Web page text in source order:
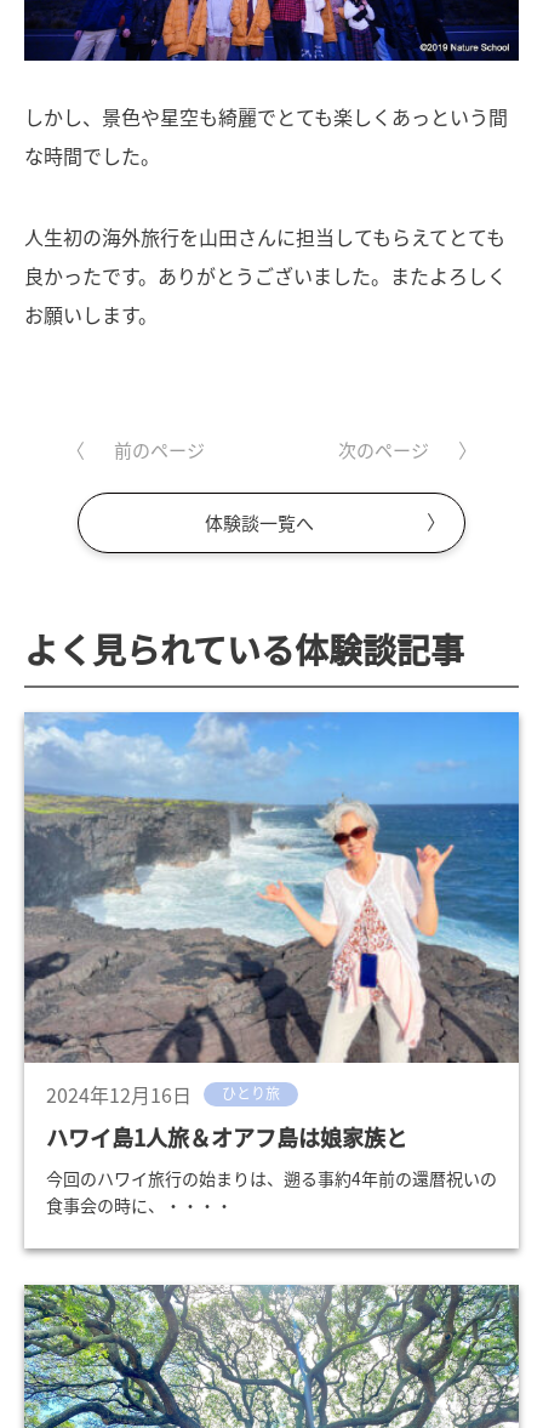
しかし、景色や星空も綺麗でとても楽しくあっという間
な時間でした。
人生初の海外旅行を山田さんに担当してもらえてとても
良かったです。ありがとうございました。またよろしく
お願いします。
前のページ
体験談一覧へ
次のページ
よく見られている体験談記事
2024年12月16日 ひとり旅
ハワイ島1人旅＆オアフ島は娘家族と
今回のハワイ旅行の始まりは、遡る事約4年前の還暦祝いの
食事会の時に、・・・・